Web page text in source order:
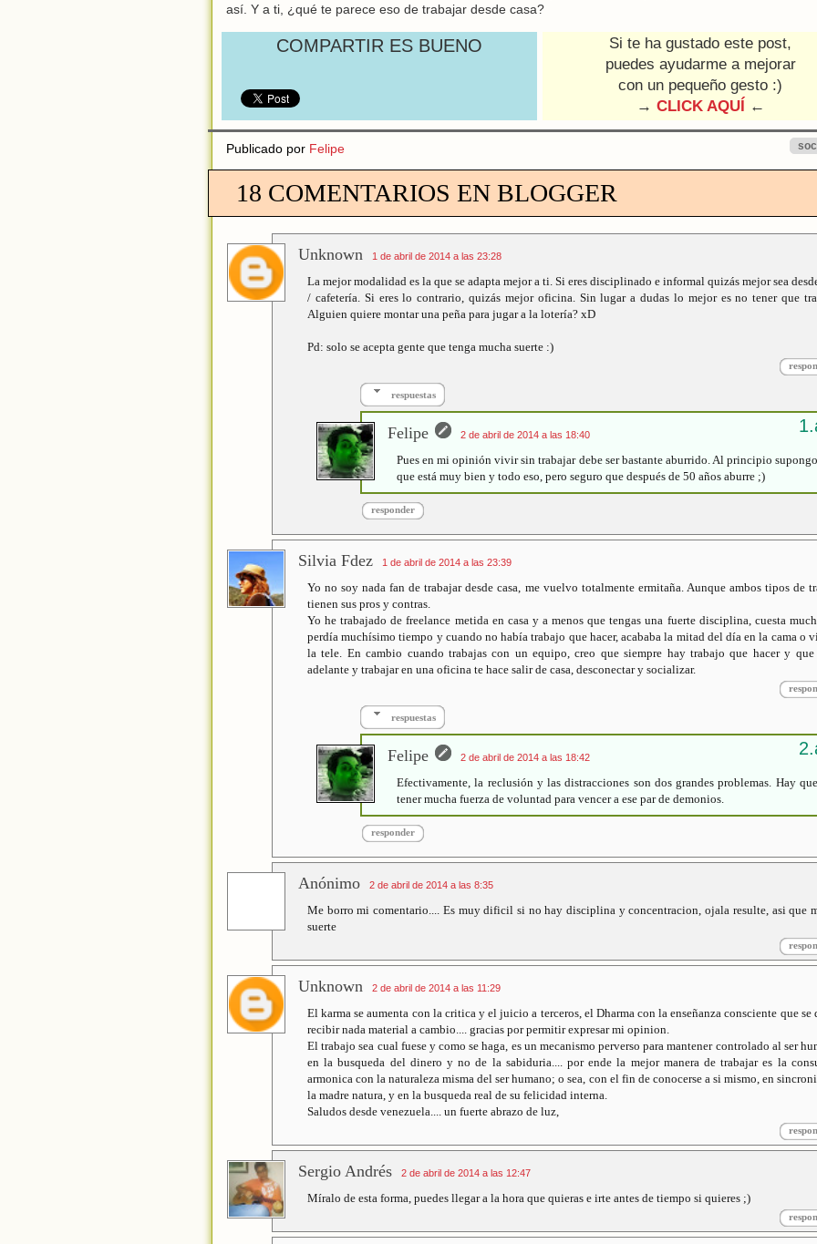
así. Y a ti, ¿qué te parece eso de trabajar desde casa?
COMPARTIR ES BUENO
Si te ha gustado este post,
puedes ayudarme a mejorar
con un pequeño gesto :)
→ CLICK AQUÍ ←
Publicado por Felipe
18 COMENTARIOS EN BLOGGER
Unknown 1 de abril de 2014 a las 23:28
La mejor modalidad es la que se adapta mejor a ti. Si eres disciplinado e informal quizás mejor sea
/ cafetería. Si eres lo contrario, quizás mejor oficina. Sin lugar a dudas lo mejor es no tener que
Alguien quiere montar una peña para jugar a la lotería? xD
Pd: solo se acepta gente que tenga mucha suerte :)
respuestas
Felipe 2 de abril de 2014 a las 18:40
Pues en mi opinión vivir sin trabajar debe ser bastante aburrido. Al principio supongo
que está muy bien y todo eso, pero seguro que después de 50 años aburre ;)
responder
Silvia Fdez 1 de abril de 2014 a las 23:39
Yo no soy nada fan de trabajar desde casa, me vuelvo totalmente ermitaña. Aunque ambos tipos de
tienen sus pros y contras.
Yo he trabajado de freelance metida en casa y a menos que tengas una fuerte disciplina, cuesta
perdía muchísimo tiempo y cuando no había trabajo que hacer, acababa la mitad del día en la cama o
la tele. En cambio cuando trabajas con un equipo, creo que siempre hay trabajo que hacer y que
adelante y trabajar en una oficina te hace salir de casa, desconectar y socializar.
respuestas
Felipe 2 de abril de 2014 a las 18:42
Efectivamente, la reclusión y las distracciones son dos grandes problemas. Hay que
tener mucha fuerza de voluntad para vencer a ese par de demonios.
responder
Anónimo 2 de abril de 2014 a las 8:35
Me borro mi comentario.... Es muy dificil si no hay disciplina y concentracion, ojala resulte, asi que
suerte
Unknown 2 de abril de 2014 a las 11:29
El karma se aumenta con la critica y el juicio a terceros, el Dharma con la enseñanza consciente que se
recibir nada material a cambio.... gracias por permitir expresar mi opinion.
El trabajo sea cual fuese y como se haga, es un mecanismo perverso para mantener controlado al ser
en la busqueda del dinero y no de la sabiduria.... por ende la mejor manera de trabajar es la
armonica con la naturaleza misma del ser humano; o sea, con el fin de conocerse a si mismo, en
la madre natura, y en la busqueda real de su felicidad interna.
Saludos desde venezuela.... un fuerte abrazo de luz,
Sergio Andrés 2 de abril de 2014 a las 12:47
Míralo de esta forma, puedes llegar a la hora que quieras e irte antes de tiempo si quieres ;)